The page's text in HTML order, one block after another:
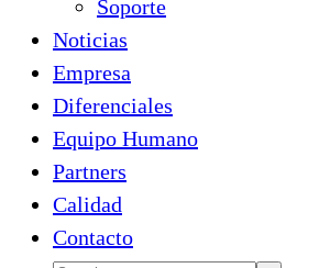
Soporte
Noticias
Empresa
Diferenciales
Equipo Humano
Partners
Calidad
Contacto